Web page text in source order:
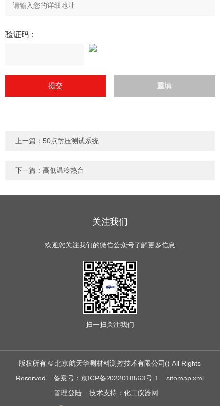
验证码：
上一篇： 50点耐压测试系统
下一篇：高低温冷热台
关注我们
欢迎您关注我们的微信公众号了解更多信息
扫一扫关注我们
版权所有 © 北京航天华测材料测控技术有限公司() All Rights
Reserved备案号：京ICP备2022018563号-1
sitemap.xml
管理登陆技术支持： 化工仪器网